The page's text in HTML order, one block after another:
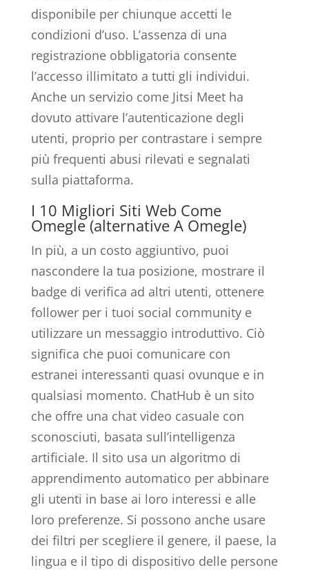
disponibile per chiunque accetti le
condizioni d’uso. L’assenza di una
registrazione obbligatoria consente
l’accesso illimitato a tutti gli individui.
Anche un servizio come Jitsi Meet ha
dovuto attivare l’autenticazione degli
utenti, proprio per contrastare i sempre
più frequenti abusi rilevati e segnalati
sulla piattaforma.
I 10 Migliori Siti Web Come
Omegle (alternative A Omegle)
In più, a un costo aggiuntivo, puoi
nascondere la tua posizione, mostrare il
badge di verifica ad altri utenti, ottenere
follower per i tuoi social community e
utilizzare un messaggio introduttivo. Ciò
significa che puoi comunicare con
estranei interessanti quasi ovunque e in
qualsiasi momento. ChatHub è un sito
che offre una chat video casuale con
sconosciuti, basata sull’intelligenza
artificiale. Il sito usa un algoritmo di
apprendimento automatico per abbinare
gli utenti in base ai loro interessi e alle
loro preferenze. Si possono anche usare
dei filtri per scegliere il genere, il paese, la
lingua e il tipo di dispositivo delle persone